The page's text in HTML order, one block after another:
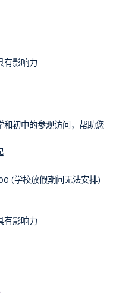
有影响力
和初中的参观访问，帮助您
(学校放假期间无法安排)
有影响力